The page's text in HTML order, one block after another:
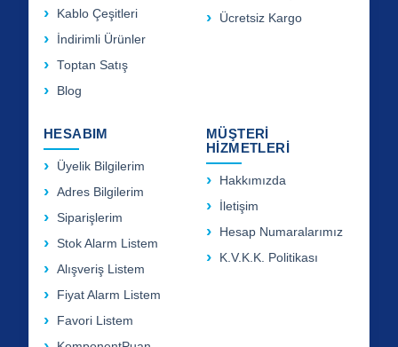
Kablo Çeşitleri
İndirimli Ürünler
Toptan Satış
Blog
Ücretsiz Kargo
HESABIM
Üyelik Bilgilerim
Adres Bilgilerim
Siparişlerim
Stok Alarm Listem
Alışveriş Listem
Fiyat Alarm Listem
Favori Listem
MÜŞTERİ
HİZMETLERİ
Hakkımızda
İletişim
Hesap Numaralarımız
K.V.K.K. Politikası